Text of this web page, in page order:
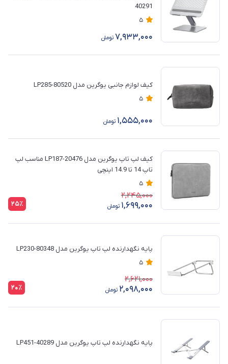
40291
5
7,933,000 تومان
کیف لوازم جانبی یوگرین مدل LP285-80520
5
1,555,000 تومان
کیف لپ تاپ یوگرین مدل LP187-20476 مناسب لپ
تاپ 14 تا 14.9 اینچی
5
2,245,000
1,699,000 تومان 25٪
پایه نگهدارنده لپ تاپ یوگرین مدل LP230-80348
5
2,621,000
2,098,000 تومان 20٪
پایه نگهدارنده لپ تاپ یوگرین مدل 40289-LP451